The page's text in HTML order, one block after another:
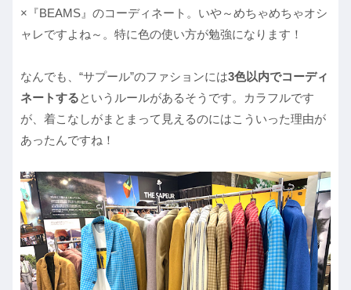
×『BEAMS』のコーディネート。いや～めちゃめちゃオシ
ャレですよね～。特に色の使い方が勉強になります！
なんでも、“サプール”のファションには3色以内でコーディ
ネートするというルールがあるそうです。カラフルです
が、着こなしがまとまって見えるのにはこういった理由が
あったんですね！